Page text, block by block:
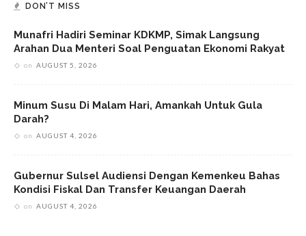
DON’T MISS
Munafri Hadiri Seminar KDKMP, Simak Langsung
Arahan Dua Menteri Soal Penguatan Ekonomi Rakyat
on AUGUST 5, 2026
Minum Susu Di Malam Hari, Amankah Untuk Gula
Darah?
on AUGUST 4, 2026
Gubernur Sulsel Audiensi Dengan Kemenkeu Bahas
Kondisi Fiskal Dan Transfer Keuangan Daerah
on AUGUST 4, 2026